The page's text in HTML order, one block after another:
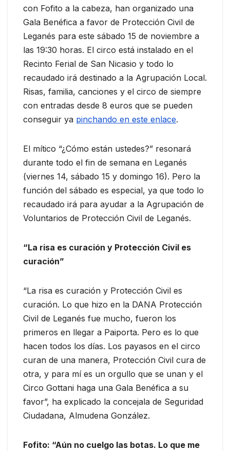
con Fofito a la cabeza, han organizado una
Gala Benéfica a favor de Protección Civil de
Leganés para este sábado 15 de noviembre a
las 19:30 horas. El circo está instalado en el
Recinto Ferial de San Nicasio y todo lo
recaudado irá destinado a la Agrupación Local.
Risas, familia, canciones y el circo de siempre
con entradas desde 8 euros que se pueden
conseguir ya pinchando en este enlace.
El mítico “¿Cómo están ustedes?” resonará
durante todo el fin de semana en Leganés
(viernes 14, sábado 15 y domingo 16). Pero la
función del sábado es especial, ya que todo lo
recaudado irá para ayudar a la Agrupación de
Voluntarios de Protección Civil de Leganés.
“La risa es curación y Protección Civil es
curación”
“La risa es curación y Protección Civil es
curación. Lo que hizo en la DANA Protección
Civil de Leganés fue mucho, fueron los
primeros en llegar a Paiporta. Pero es lo que
hacen todos los días. Los payasos en el circo
curan de una manera, Protección Civil cura de
otra, y para mí es un orgullo que se unan y el
Circo Gottani haga una Gala Benéfica a su
favor”, ha explicado la concejala de Seguridad
Ciudadana, Almudena González.
Fofito: “Aún no cuelgo las botas. Lo que me